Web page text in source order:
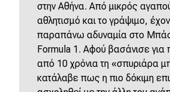
στην Αθήνα. Από μικρός
αθλητισμό και το γράψιμο,
παραπάνω αδυναμία στο
Formula 1. Αφού βασάνισε για
από 10 χρόνια τη «σπυριάρα
κατάλαβε πως η πιο δόκιμη